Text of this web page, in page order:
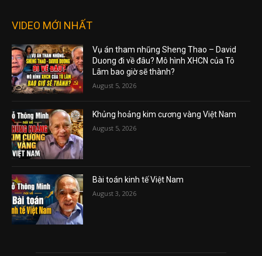
VIDEO MỚI NHẤT
Vụ án tham nhũng Sheng Thao – David
Duong đi về đâu? Mô hình XHCN của Tô
Lâm bao giờ sẽ thành?
August 5, 2026
Khủng hoảng kim cương vàng Việt Nam
August 5, 2026
Bài toán kinh tế Việt Nam
August 3, 2026